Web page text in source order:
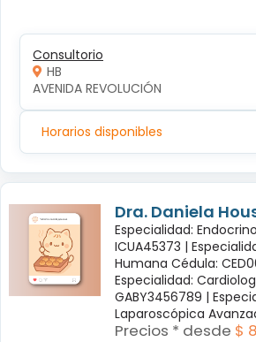
Consultorio
HB
AVENIDA REVOLUCIÓN
Horarios disponibles
Dra. Daniela
Especialidad:
ICUA45373 |
Humana Cédula:
Especialidad:
GABY3456789 |
Laparoscópica
Precios * desde $